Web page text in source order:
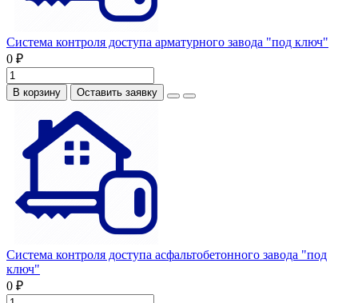
Система контроля доступа арматурного завода "под ключ"
0 ₽
В корзину Оставить заявку
Система контроля доступа асфальтобетонного завода "под
ключ"
0 ₽